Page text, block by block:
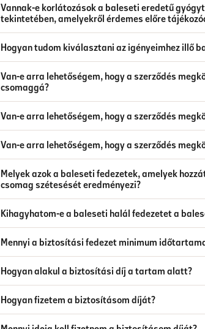
Vannak-e korlátozások a baleseti eredetű
tekintetében, amelyekről érdemes előre
Hogyan tudom kiválasztani az igényeimhez illő
Van-e arra lehetőségem, hogy a szerződés
csomaggá?
Van-e arra lehetőségem, hogy a szerződés
Van-e arra lehetőségem, hogy a szerződés
Melyek azok a baleseti fedezetek, amelyek
csomag szétesését eredményezi?
Kihagyhatom-e a baleseti halál fedezetet a
Mennyi a biztosítási fedezet minimum
Hogyan alakul a biztosítási díj a tartam alatt?
Hogyan fizetem a biztosításom díját?